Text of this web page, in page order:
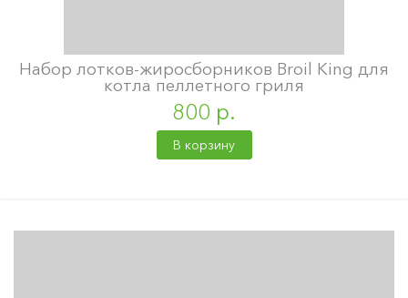
Набор лотков-жиросборников Broil King для
котла пеллетного гриля
800 р.
В корзину